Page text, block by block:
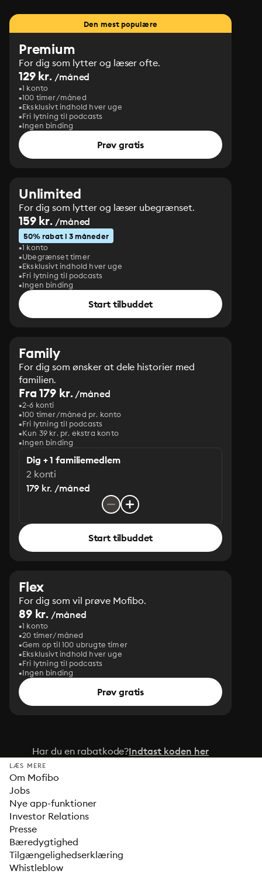
Den mest populære
Premium
For dig som lytter og læser ofte.
129 kr. /måned
1 konto
100 timer/måned
Eksklusivt indhold hver uge
Fri lytning til podcasts
Ingen binding
Prøv gratis
Unlimited
For dig som lytter og læser ubegrænset.
159 kr. /måned
50% rabat i 3 måneder
1 konto
Ubegrænset timer
Eksklusivt indhold hver uge
Fri lytning til podcasts
Ingen binding
Start tilbuddet
Family
For dig som ønsker at dele historier med
familien.
Fra 179 kr./måned
2-6 konti
100 timer/måned pr. konto
Fri lytning til podcasts
Kun 39 kr. pr. ekstra konto
Ingen binding
Dig + 1 familiemedlem
2 konti
179 kr. /måned
Start tilbuddet
Flex
For dig som vil prøve Mofibo.
89 kr. /måned
1 konto
20 timer/måned
Gem op til 100 ubrugte timer
Eksklusivt indhold hver uge
Fri lytning til podcasts
Ingen binding
Prøv gratis
Har du en rabatkode?Indtast koden her
LÆS MERE
Om Mofibo
Jobs
Nye app-funktioner
Investor Relations
Presse
Bæredygtighed
Tilgængelighedserklæring
Whistleblow